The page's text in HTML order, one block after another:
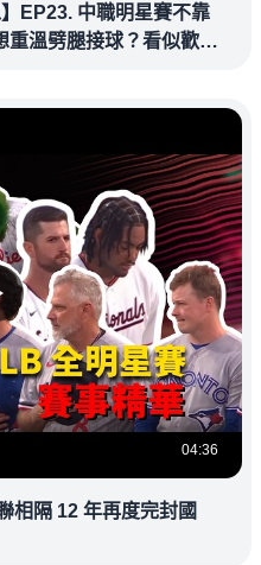
EP23. 中職明星賽不靠
重溫劈腿接球？看似歡樂
04:36
相隔 12 年再度完封國